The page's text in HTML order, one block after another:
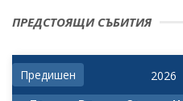
ПРЕДСТОЯЩИ СЪБИТИЯ
Предишен